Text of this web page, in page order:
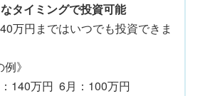
タイミングで投資可能
万円まではいつでも投資できま
》
：140万円 6月：100万円